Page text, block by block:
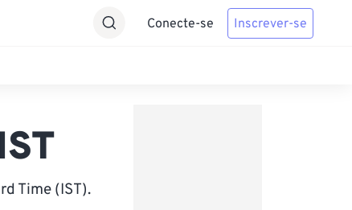
Conecte-se Inscrever-se
Time (IST).